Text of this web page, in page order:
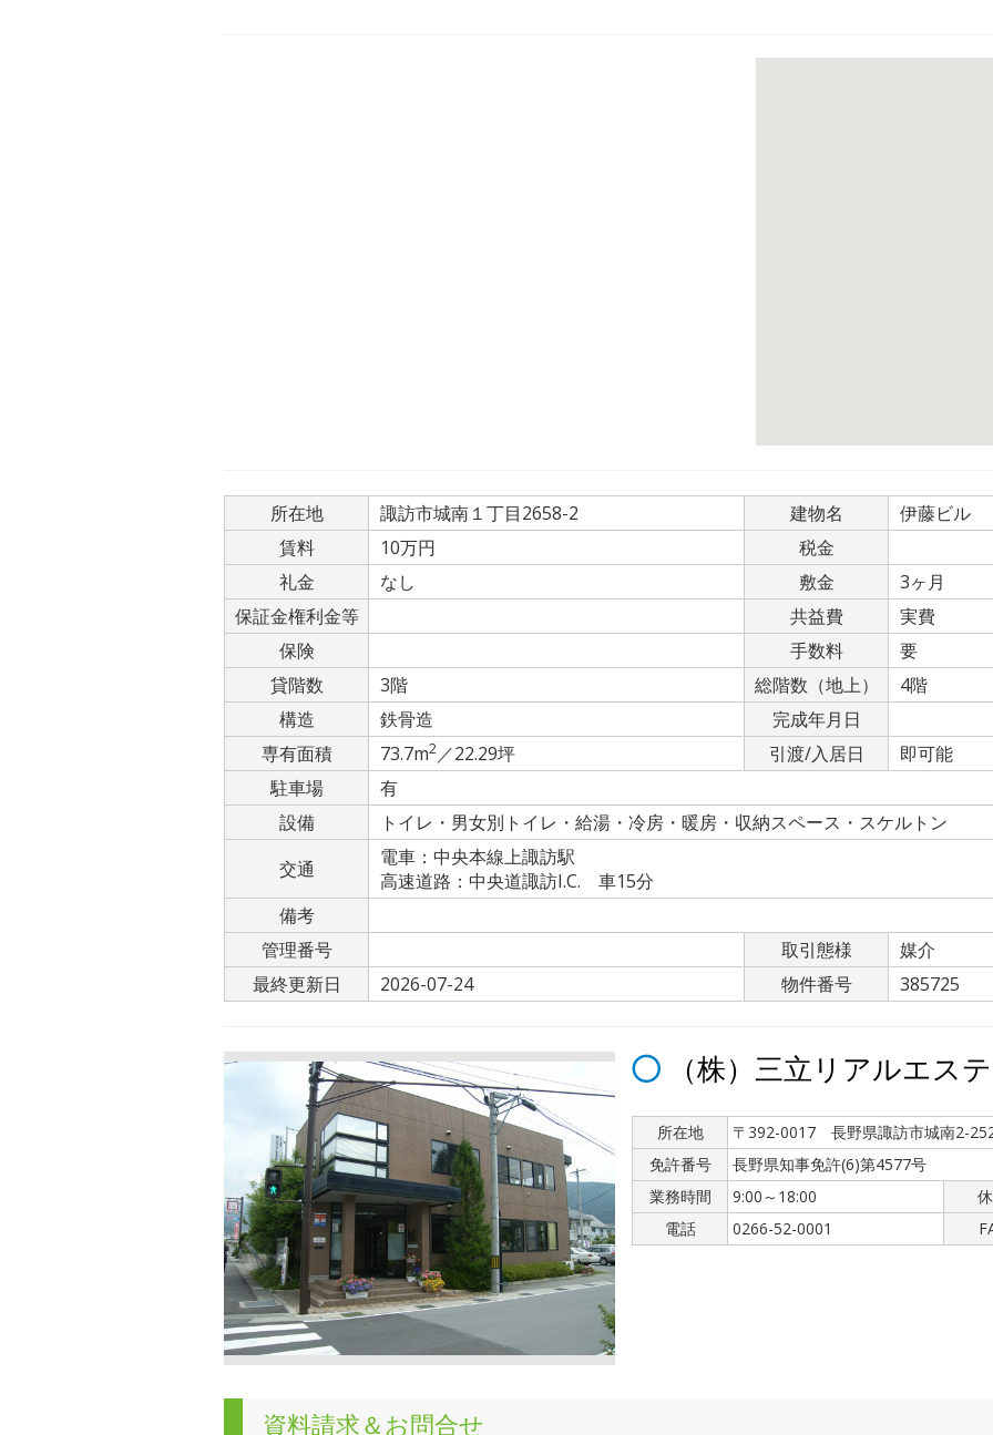
所在地 諏訪市城南１丁目2658-2 建物名
伊藤ビル
賃料
10万円
税金
礼金
なし 敷金
3ヶ月
保証金権利金等
共益費
実費
保険
手数料
要
貸階数
3階 総階数（地上）
4階
構造
鉄骨造
完成年月日
専有面積
73.7m2／22.29坪 引渡/入居日
即可能
駐車場
有
設備
トイレ・男女別トイレ・給湯・冷房・暖房・収納スペース・スケルトン
交通
電車：中央本線上諏訪駅
高速道路：中央道諏訪I.C. 車15分
備考
管理番号
取引態様
媒介
最終更新日
2026-07-24 物件番号 385725
（株）三立リアルエス
所在地
〒392-0017 長野県諏訪市城南2-
免許番号
長野県知事免許(6)第4577号
業務時間
9:00～18:00
電話
0266-52-0001
資料請求＆お問合せ